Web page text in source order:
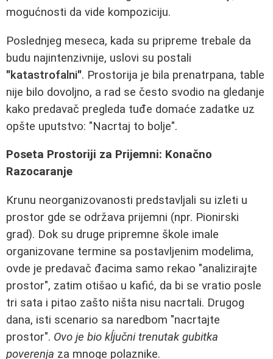
mogućnosti da vide kompoziciju.
Poslednjeg meseca, kada su pripreme trebale da
budu najintenzivnije, uslovi su postali
"katastrofalni". Prostorija je bila prenatrpana, table
nije bilo dovoljno, a rad se često svodio na gledanje
kako predavač pregleda tuđe domaće zadatke uz
opšte uputstvo: "Nacrtaj to bolje".
Poseta Prostoriji za Prijemni: Konačno
Razocaranje
Krunu neorganizovanosti predstavljali su izleti u
prostor gde se održava prijemni (npr. Pionirski
grad). Dok su druge pripremne škole imale
organizovane termine sa postavljenim modelima,
ovde je predavač đacima samo rekao "analizirajte
prostor", zatim otišao u kafić, da bi se vratio posle
tri sata i pitao zašto ništa nisu nacrtali. Drugog
dana, isti scenario sa naredbom "nacrtajte
prostor". Ovo je bio kĺjučni trenutak gubitka
poverenja za mnoge polaznike.